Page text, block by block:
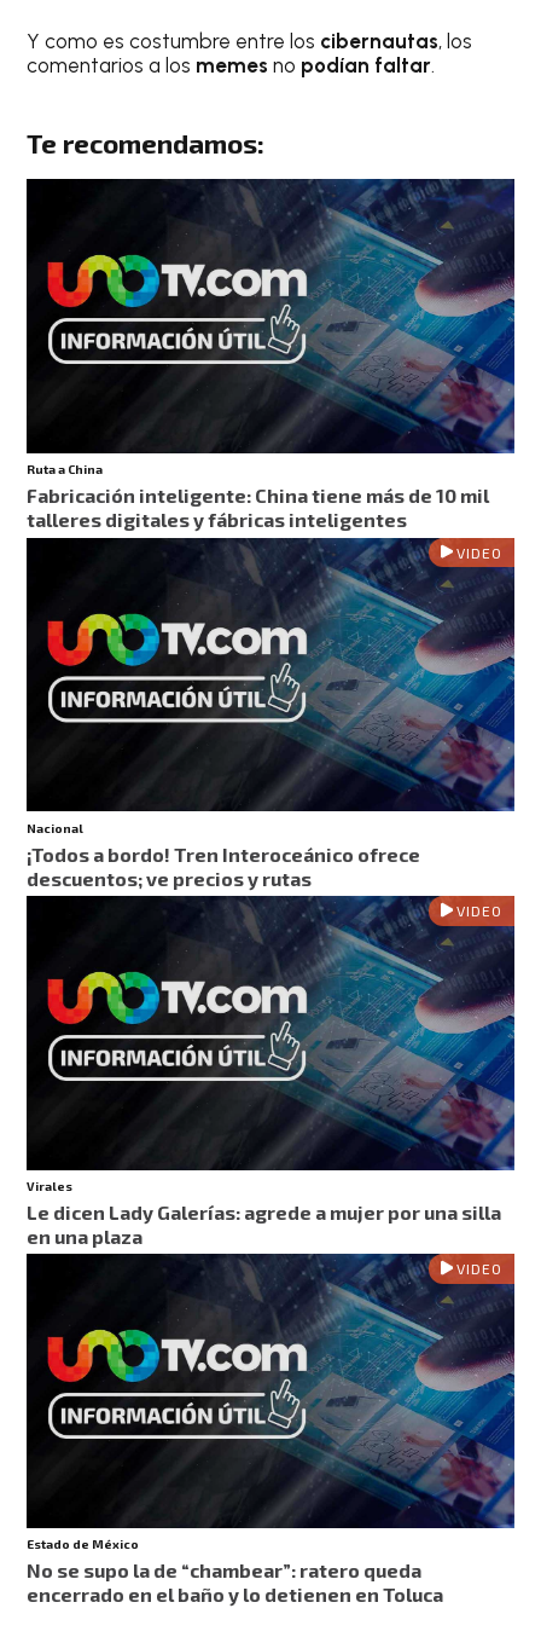
Y como es costumbre entre los cibernautas, los
comentarios a los memesno podían faltar.
Te recomendamos:
Ruta a China
Fabricación inteligente: China tiene más de 10 mil
talleres digitales y fábricas inteligentes
VIDEO
Nacional
¡Todos a bordo! Tren Interoceánico ofrece
descuentos; ve precios y rutas
VIDEO
Virales
Le dicen Lady Galerías: agrede a mujer por una silla
en una plaza
VIDEO
Estado de México
No se supo la de “chambear”: ratero queda
encerrado en el baño y lo detienen en Toluca